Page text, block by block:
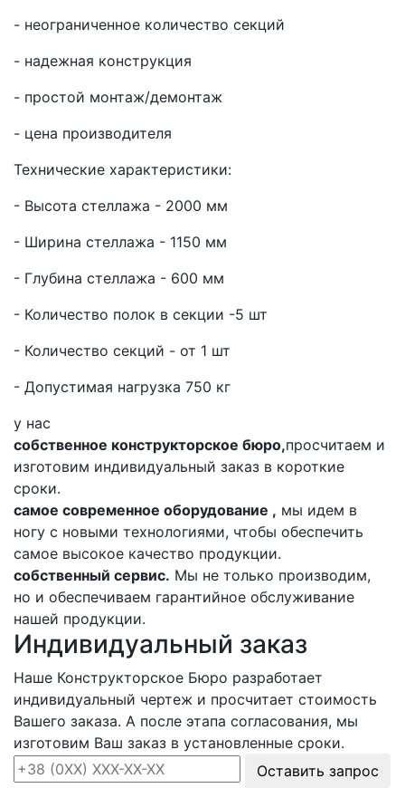
- неограниченное количество секций
- надежная конструкция
- простой монтаж/демонтаж
- цена производителя
Технические характеристики:
- Высота стеллажа - 2000 мм
- Ширина стеллажа - 1150 мм
- Глубина стеллажа - 600 мм
- Количество полок в секции -5 шт
- Количество секций - от 1 шт
- Допустимая нагрузка 750 кг
у нас
собственное конструкторское бюро,просчитаем и
изготовим индивидуальный заказ в короткие
сроки.
самое современное оборудование , мы идем в
ногу с новыми технологиями, чтобы обеспечить
самое высокое качество продукции.
собственный сервис. Мы не только производим,
но и обеспечиваем гарантийное обслуживание
нашей продукции.
Индивидуальный заказ
Наше Конструкторское Бюро разработает
индивидуальный чертеж и просчитает стоимость
Вашего заказа. А после этапа согласования, мы
изготовим Ваш заказ в установленные сроки.
Оставить запрос